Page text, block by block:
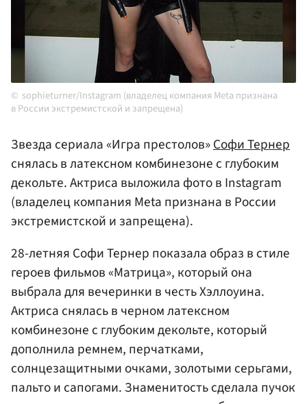
sophieturner/Instagram (владелец компания Meta признана
в России экстремистской и запрещена)
Звезда сериала «Игра престолов»Софи Тернер
снялась в латексном комбинезоне с глубоким
декольте. Актриса выложила фото в Instagram
(владелец компания Meta признана в России
экстремистской и запрещена).
28-летняя Софи Тернер показала образ в стиле
героев фильмов «Матрица», который она
выбрала для вечеринки в честь Хэллоуина.
Актриса снялась в черном латексном
комбинезоне с глубоким декольте, который
дополнила ремнем, перчатками,
солнцезащитными очками, золотыми серьгами,
пальто и сапогами. Знаменитость сделала пучок